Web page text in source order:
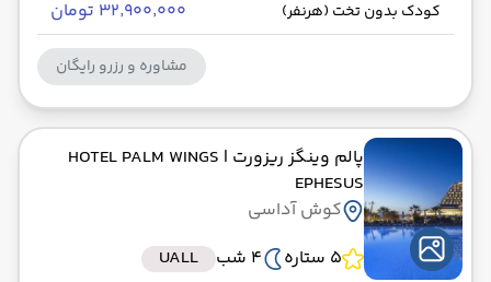
کودک بدون تخت (هرنفر) ۳۲٬۹۰۰٬۰۰۰ تومان
مشاوره و رزرو رایگان
پالم وینگز ریزورت | HOTEL PALM WINGS
EPHESUS
کوش آداسی
5 ستاره
4 شب UALL